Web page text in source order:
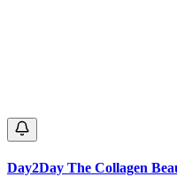
Day2Day The Collagen